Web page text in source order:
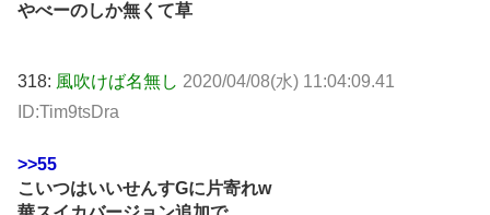
やべーのしか無くて草
318: 風吹けば名無し 2020/04/08(水) 11:04:09.41
ID:Tim9tsDra
>>55
こいつはいいせんすGに片寄れw